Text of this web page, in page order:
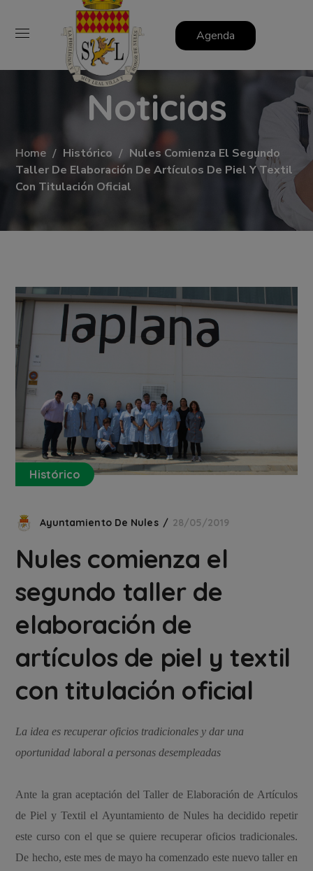
Agenda
Noticias
Home Histórico
Nules Comienza El Segundo
Taller De Elaboración De Artículos De Piel Y Textil
Con Titulación Oficial
Histórico
Ayuntamiento De Nules 28/05/2019
Nules comienza el
segundo taller de
elaboración de
artículos de piel y textil
con titulación oficial
La idea es recuperar oficios tradicionales y dar una
oportunidad laboral a personas desempleadas
Ante la gran aceptación del Taller de Elaboración de Artículos
de Piel y Textil el Ayuntamiento de Nules ha decidido repetir
este curso con el que se quiere recuperar oficios tradicionales.
De hecho, este mes de mayo ha comenzado este nuevo taller en